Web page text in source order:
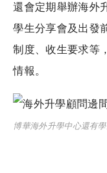
還會定期舉辦海外
學生分享會及出發
制度、收生要求等
情報。
博華海外升學中心還有